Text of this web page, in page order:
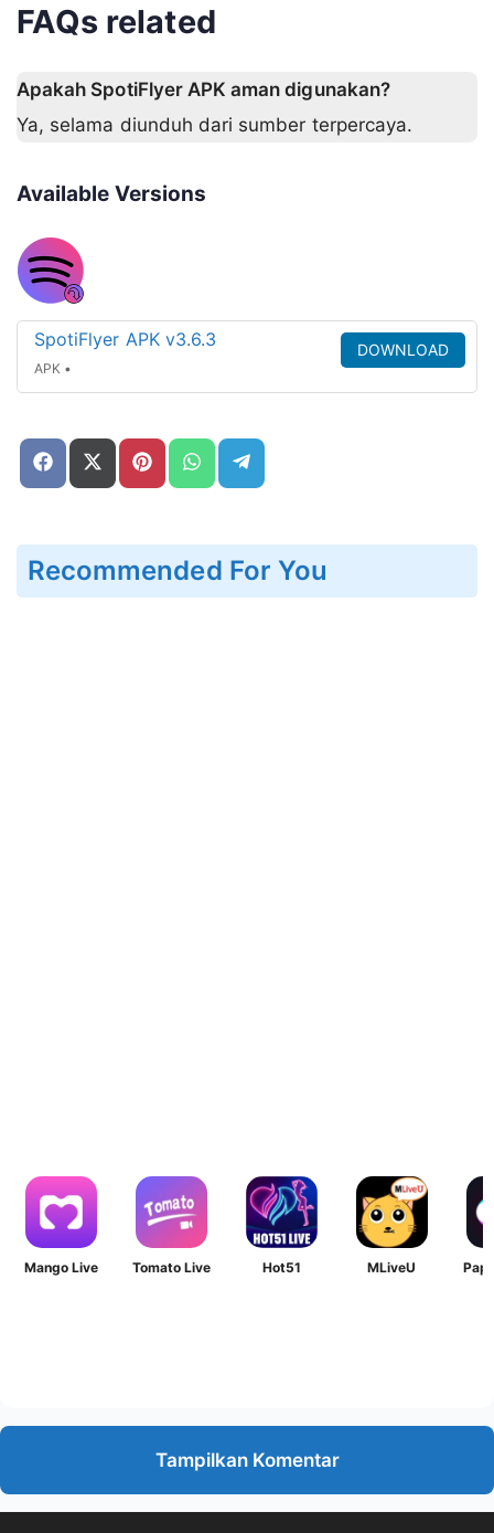
FAQs related
Apakah SpotiFlyer APK aman digunakan?
Ya, selama diunduh dari sumber terpercaya.
Available Versions
SpotiFlyer APK v3.6.3
APK •
DOWNLOAD
Share
on
Share
on
Share
on
Share
on
on
Recommended For You
Mango Live Tomato Live Hot51 MLiveU
Tampilkan Komentar